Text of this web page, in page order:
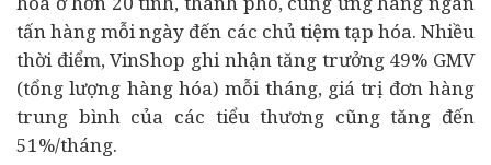
tấn hàng mỗi ngày đến các chủ tiệm tạp hóa. Nhiều
thời điểm, VinShop ghi nhận tăng trưởng 49% GMV
(tổng lượng hàng hóa) mỗi tháng, giá trị đơn hàng
trung bình của các tiểu thương cũng tăng đến
51%/tháng.